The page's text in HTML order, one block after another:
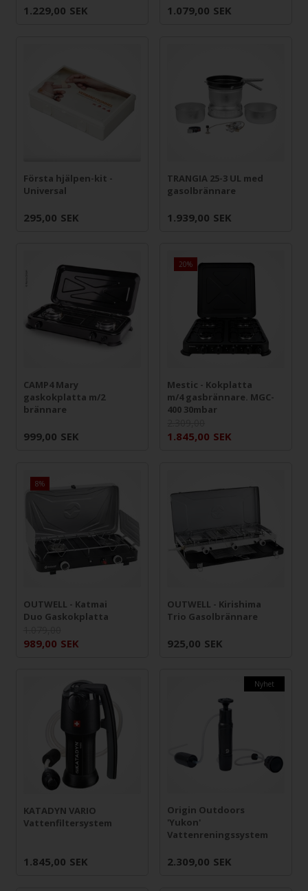
1.229,00 SEK 1.079,00 SEK
Första hjälpen-kit -
Universal
295,00 SEK
TRANGIA 25-3 UL med
gasolbrännare
1.939,00 SEK
CAMP4 Mary
gaskokplatta m/2
brännare
999,00 SEK
20%
Mestic - Kokplatta
m/4 gasbrännare. MGC-
400 30mbar
1.845,00 SEK
8%
OUTWELL - Katmai
Duo Gaskokplatta
989,00 SEK
OUTWELL - Kirishima
Trio Gasolbrännare
925,00 SEK
KATADYN VARIO
Vattenfiltersystem
1.845,00 SEK
Nyhet
Origin Outdoors
'Yukon'
Vattenreningssystem
2.309,00 SEK